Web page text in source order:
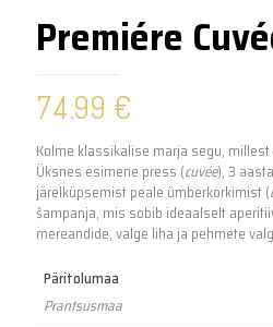
Premiére
74.99 €
Kolme klassikalise marja segu,
Üksnes esimene press (cuvée), 3
järelküpsemist peale ümberkorkimist (
šampanja, mis sobib ideaalselt
mereandide, valge liha ja pehmete
Päritolumaa
Prantsusmaa